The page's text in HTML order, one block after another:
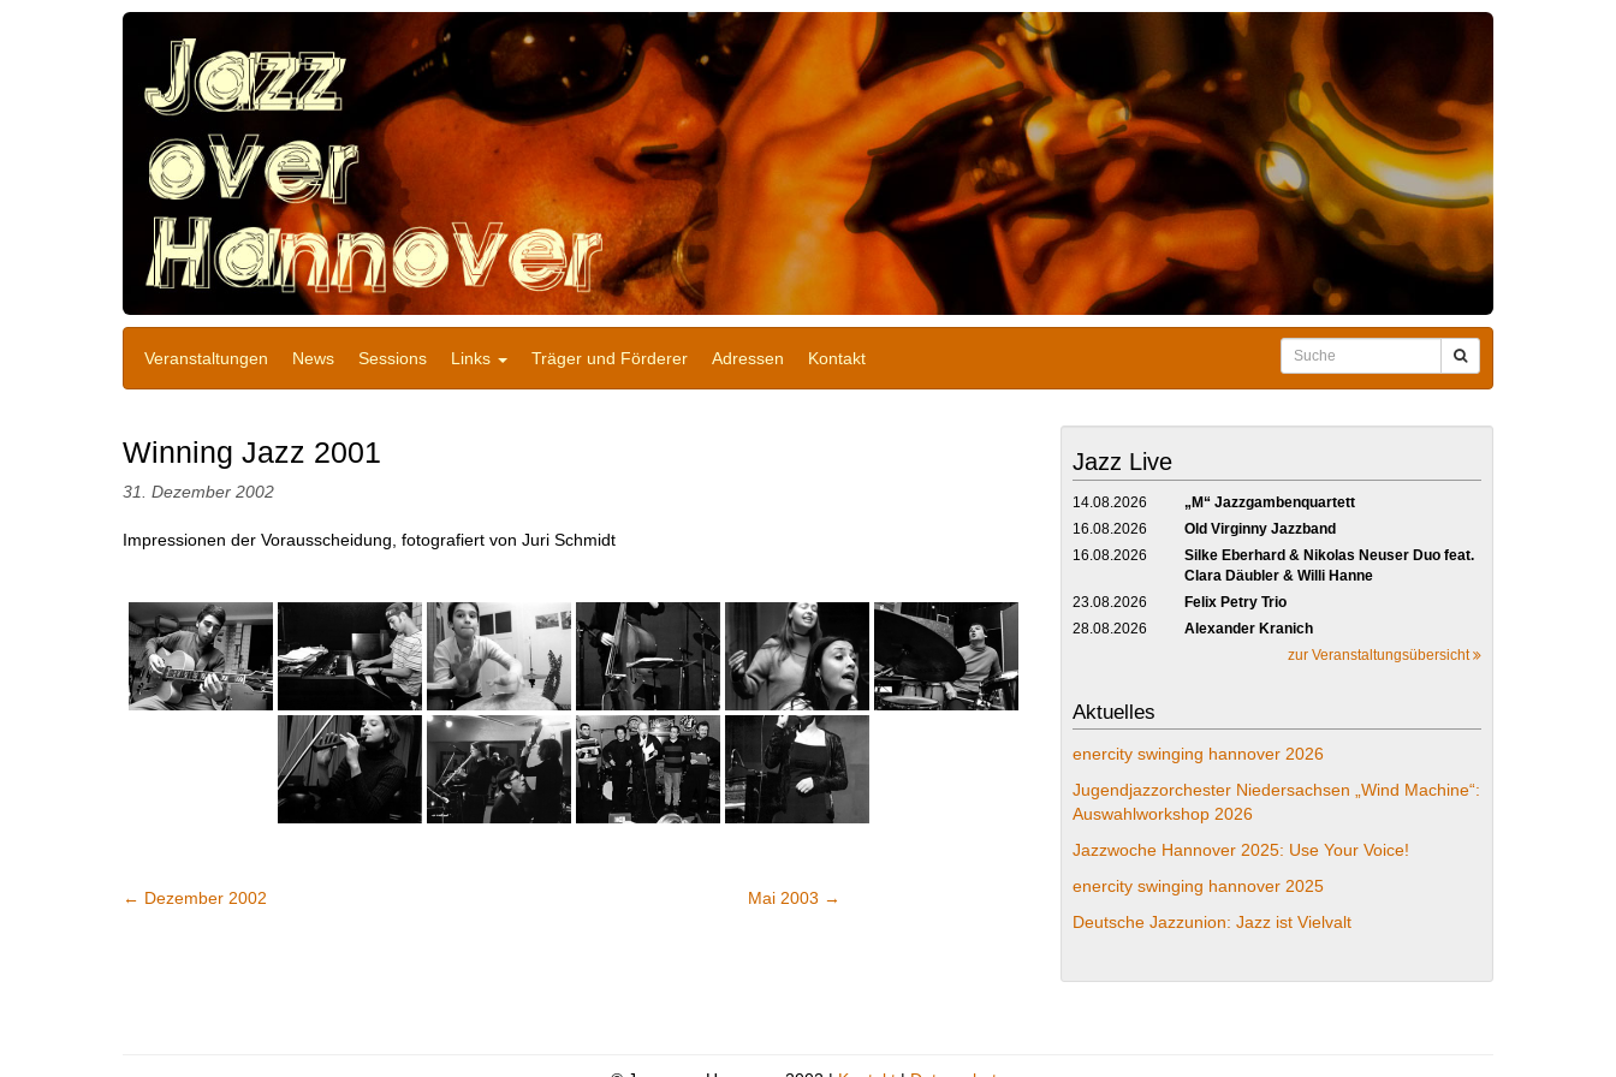
Veranstaltungen News Sessions Links Träger und Förderer Adressen Kontakt
Winning Jazz 2001
31. Dezember 2002
Impressionen der Vorausscheidung, fotografiert von Juri Schmidt
← Dezember 2002 Mai 2003 →
Jazz Live
14.08.2026
„M“ Jazzgambenquartett
16.08.2026
Old Virginny Jazzband
16.08.2026
Silke Eberhard & Nikolas Neuser Duo feat.
Clara Däubler & Willi Hanne
23.08.2026
Felix Petry Trio
28.08.2026
Alexander Kranich
zur Veranstaltungsübersicht
Aktuelles
enercity swinging hannover 2026
Jugendjazzorchester Niedersachsen „Wind Machine“:
Auswahlworkshop 2026
Jazzwoche Hannover 2025: Use Your Voice!
enercity swinging hannover 2025
Deutsche Jazzunion: Jazz ist Vielvalt